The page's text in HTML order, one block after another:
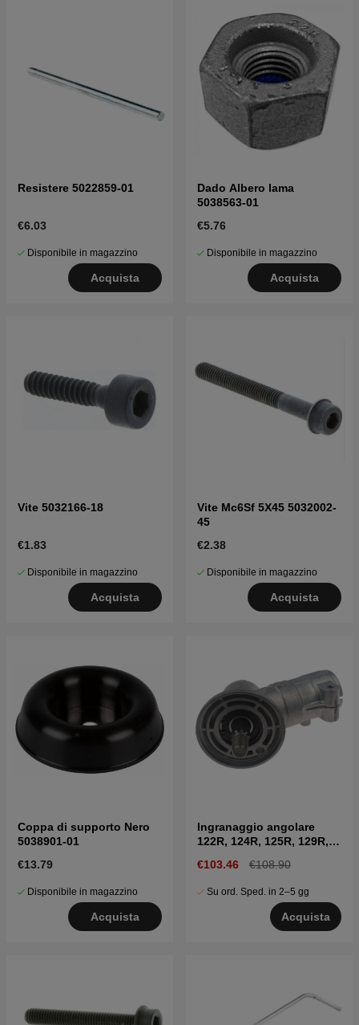
Resistere 5022859-01
€6.03
Disponibile in magazzino
Acquista
Dado Albero lama
5038563-01
€5.76
Disponibile in magazzino
Acquista
Vite 5032166-18
€1.83
Disponibile in magazzino
Acquista
Vite Mc6Sf 5X45 5032002-
45
€2.38
Disponibile in magazzino
Acquista
Coppa di supporto Nero
5038901-01
€13.79
Disponibile in magazzino
Acquista
Ingranaggio angolare
122R, 124R, 125R, 129R,
€103.46 €108.90
Su ord. Sped. in 2–5 gg
Acquista